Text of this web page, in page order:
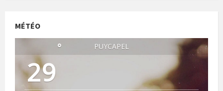
MÉTÉO
PUYCAPEL
29
°